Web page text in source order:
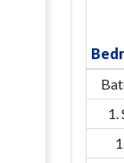
Overzicht
1.